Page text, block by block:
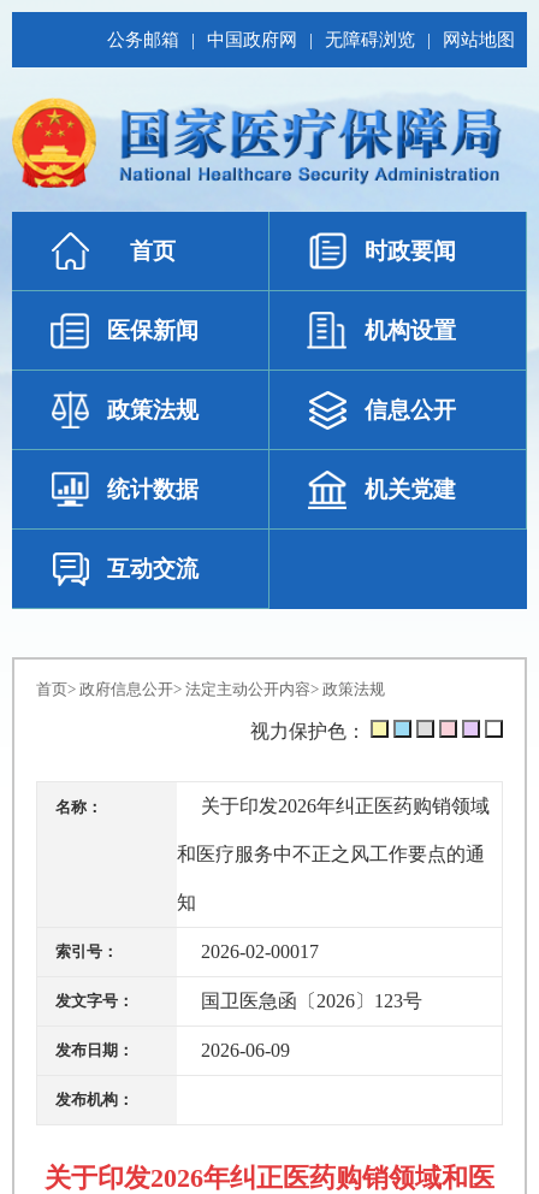
公务邮箱 | 中国政府网 | 无障碍浏览 | 网站地图
首页 时政要闻
医保新闻 机构设置
政策法规 信息公开
统计数据 机关党建
互动交流
首页> 政府信息公开> 法定主动公开内容> 政策法规
视力保护色：
名称： 关于印发2026年纠正医药购销领域
和医疗服务中不正之风工作要点的通
知
索引号： 2026-02-00017
发文字号： 国卫医急函〔2026〕123号
发布日期： 2026-06-09
发布机构：
关于印发2026年纠正医药购销领域和医